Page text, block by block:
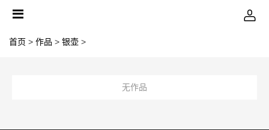
首页 > 作品 > 银壶 >
无作品